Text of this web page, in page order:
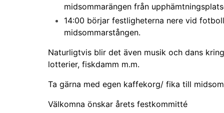
midsommarängen från
14:00 börjar festligheterna nere vid
midsommarstången.
Naturligtvis blir det även musik och dans
lotterier, fiskdamm m.m.
Ta gärna med egen kaffekorg/ fika till
Välkomna önskar årets festkommitté